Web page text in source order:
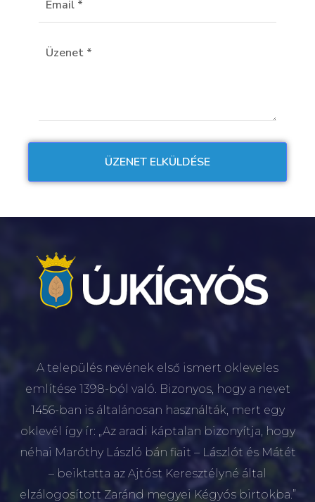
A település nevének első ismert okleveles
említése 1398-ból való. Bizonyos, hogy a nevet
1456-ban is általánosan használták, mert egy
oklevél így ír: „Az aradi káptalan bizonyítja, hogy
néhai Maróthy László bán fiait – Lászlót és Mátét
– beiktatta az Ajtóst Keresztélyné által
elzálogosított Zaránd megyei Kégyós birtokba.”